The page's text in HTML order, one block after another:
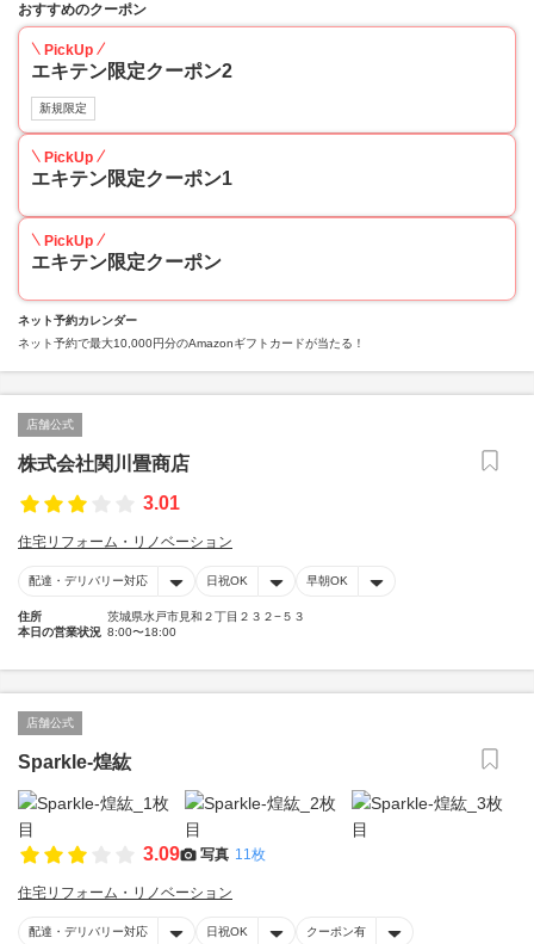
おすすめのクーポン
PickUp
エキテン限定クーポン2
新規限定
PickUp
エキテン限定クーポン1
PickUp
エキテン限定クーポン
ネット予約カレンダー
ネット予約で最大10,000円分のAmazonギフトカードが当たる！
店舗公式
株式会社関川畳商店
3.01
住宅リフォーム・リノベーション
配達・デリバリー対応 日祝OK 早朝OK
住所
茨城県水戸市見和２丁目２３２−５３
本日の営業状況 8:00〜18:00
店舗公式
Sparkle-煌紘
3.09 写真 11枚
住宅リフォーム・リノベーション
配達・デリバリー対応 日祝OK クーポン有